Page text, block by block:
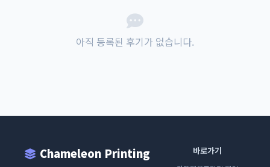
아직 등록된 후기가 없습니다.
Chameleon Printing 바로가기